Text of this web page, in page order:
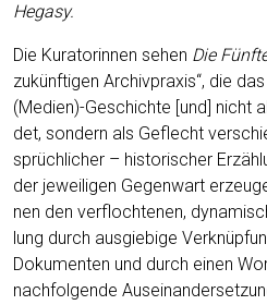
Hegasy.
Die Kura­to­rin­nen sehen Die
zukünf­ti­gen Archiv­pra­xis“, die
(Medien)-Geschichte [und] nicht
det, son­dern als Geflecht
sprüch­li­cher – his­to­ri­scher
der jewei­li­gen Gegen­wart
nen den ver­floch­te­nen,
lung durch aus­gie­bi­ge
Doku­men­ten und durch einen
nach­fol­gen­de